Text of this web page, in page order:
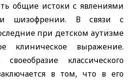
общие истоки с явлениями
шизофрении. В связи с
при детском аутизме
клиническое выражение.
классического
в том, что в его